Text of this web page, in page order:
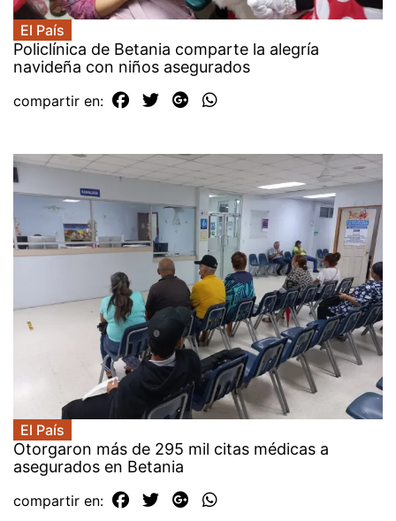
El País
Policlínica de Betania comparte la alegría
navideña con niños asegurados
compartir en:
El País
Otorgaron más de 295 mil citas médicas a
asegurados en Betania
compartir en: